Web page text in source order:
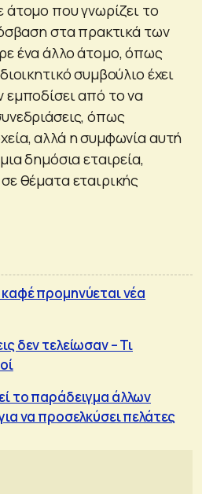
που γνωρίζει το
στα πρακτικά των
ένα άλλο άτομο, όπως
συμβούλιο έχει
εμποδίσει από το να
όπως
αλλά η συμφωνία αυτή
δημόσια εταιρεία,
θέματα εταιρικής
προμηνύεται νέα
δεν τελείωσαν – Τι
το παράδειγμα άλλων
να προσελκύσει πελάτες